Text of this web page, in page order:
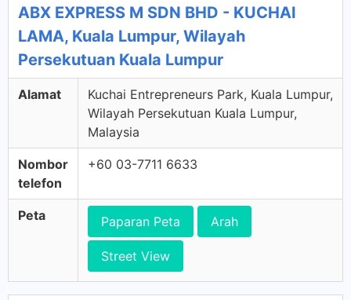
ABX EXPRESS M SDN BHD - KUCHAI
LAMA, Kuala Lumpur, Wilayah
Persekutuan Kuala Lumpur
Alamat
Kuchai Entrepreneurs Park, Kuala Lumpur,
Wilayah Persekutuan Kuala Lumpur,
Malaysia
Nombor
telefon
+60 03-7711 6633
Peta Paparan Peta Arah
Street View